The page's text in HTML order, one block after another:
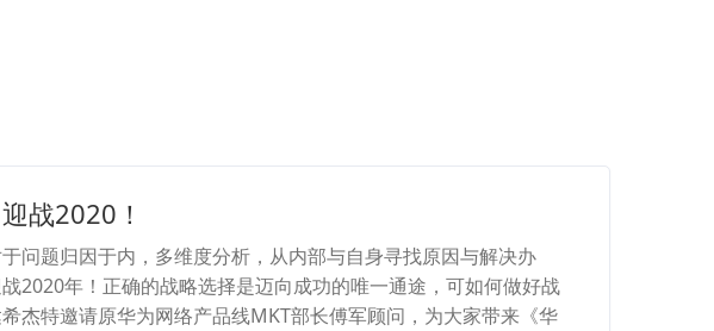
战2020！
问题归因于内，多维度分析，从内部与自身寻找原因与解决办
2020年！正确的战略选择是迈向成功的唯一通途，可如何做好战
杰特邀请原华为网络产品线MKT部长傅军顾问，为大家带来《华